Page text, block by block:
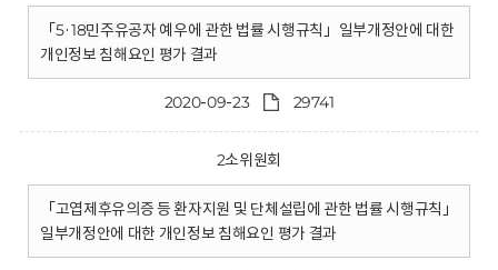
「5·18민주유공자 예우에 관한 법률 시행규칙」일부개정안에 대한
개인정보 침해요인 평가 결과
2020-09-23 29741
2소위원회
「고엽제후유의증 등 환자지원 및 단체설립에 관한 법률 시행규칙」
일부개정안에 대한 개인정보 침해요인 평가 결과